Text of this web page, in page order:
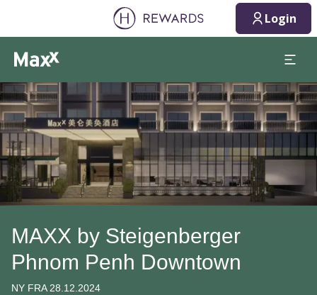
Login
Slide 1 af 1
MAXX by Steigenberger
Phnom Penh Downtown
NY FRA 28.12.2024
08.08.2026
1 Værelse(r) ⋅ 1 Voksen